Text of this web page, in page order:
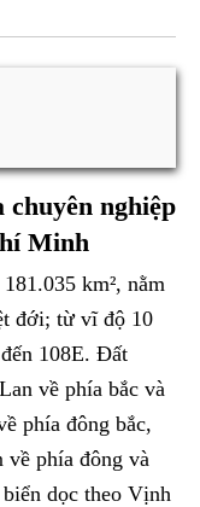
nghiệp
Minh
km², nằm
đới; từ vĩ độ 10
108E. Đất
về phía bắc và
phía đông bắc,
phía đông và
dọc theo Vịnh